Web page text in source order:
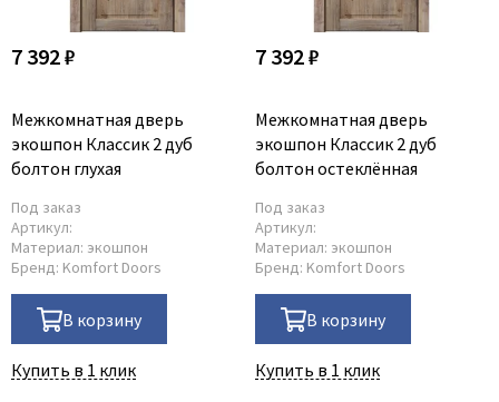
7 392 ₽
Межкомнатная дверь
экошпон Классик 2 дуб
болтон глухая
Под заказ
Артикул:
Материал: экошпон
Бренд: Komfort Doors
В корзину
Купить в 1 клик
7 392 ₽
Межкомнатная дверь
экошпон Классик 2 дуб
болтон остеклённая
Под заказ
Артикул:
Материал: экошпон
Бренд: Komfort Doors
В корзину
Купить в 1 клик